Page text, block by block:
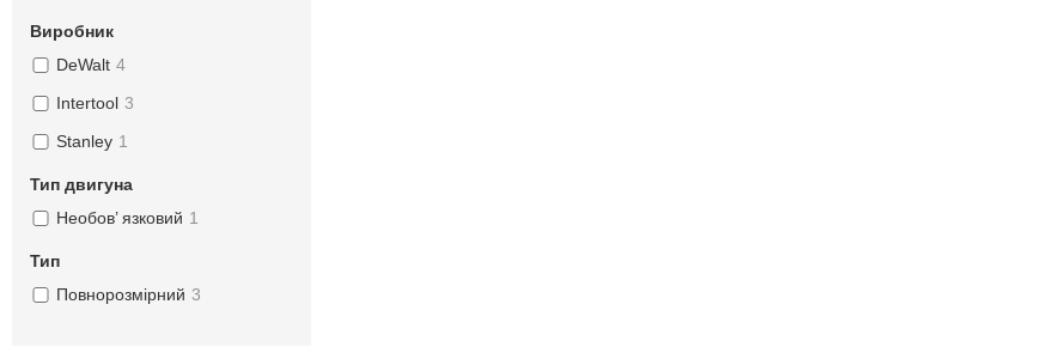
Виробник
DeWalt 4
Intertool 3
Stanley 1
Тип двигуна
Необов’ язковий 1
Тип
Повнорозмірний 3